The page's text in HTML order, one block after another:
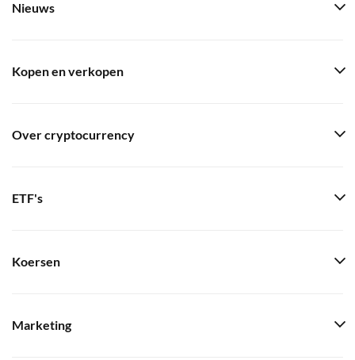
Nieuws
Kopen en verkopen
Over cryptocurrency
ETF's
Koersen
Marketing